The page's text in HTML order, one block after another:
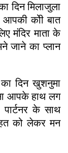
दिन मिलाजुला
कोी बात
मंदिर माता के
जाने का प्लान
दिन खुशनुमा
आपके हाथ लग
के साथ
को लेकर मन